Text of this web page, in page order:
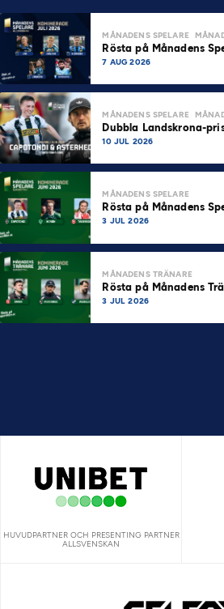
MÅNADENS SPELARE
Rösta på Månadens
7 AUG 2026
MÅNADENS SPELARE
Dubbla Landskrona-
10 JUL 2026
MÅNADENS SPELARE
Rösta på Månadens
3 JUL 2026
MÅNADENS TRÄNARE
Rösta på Månadens
3 JUL 2026
HUVUDPARTNER OCH PRESENTING PARTNER
ALLSVENSKAN